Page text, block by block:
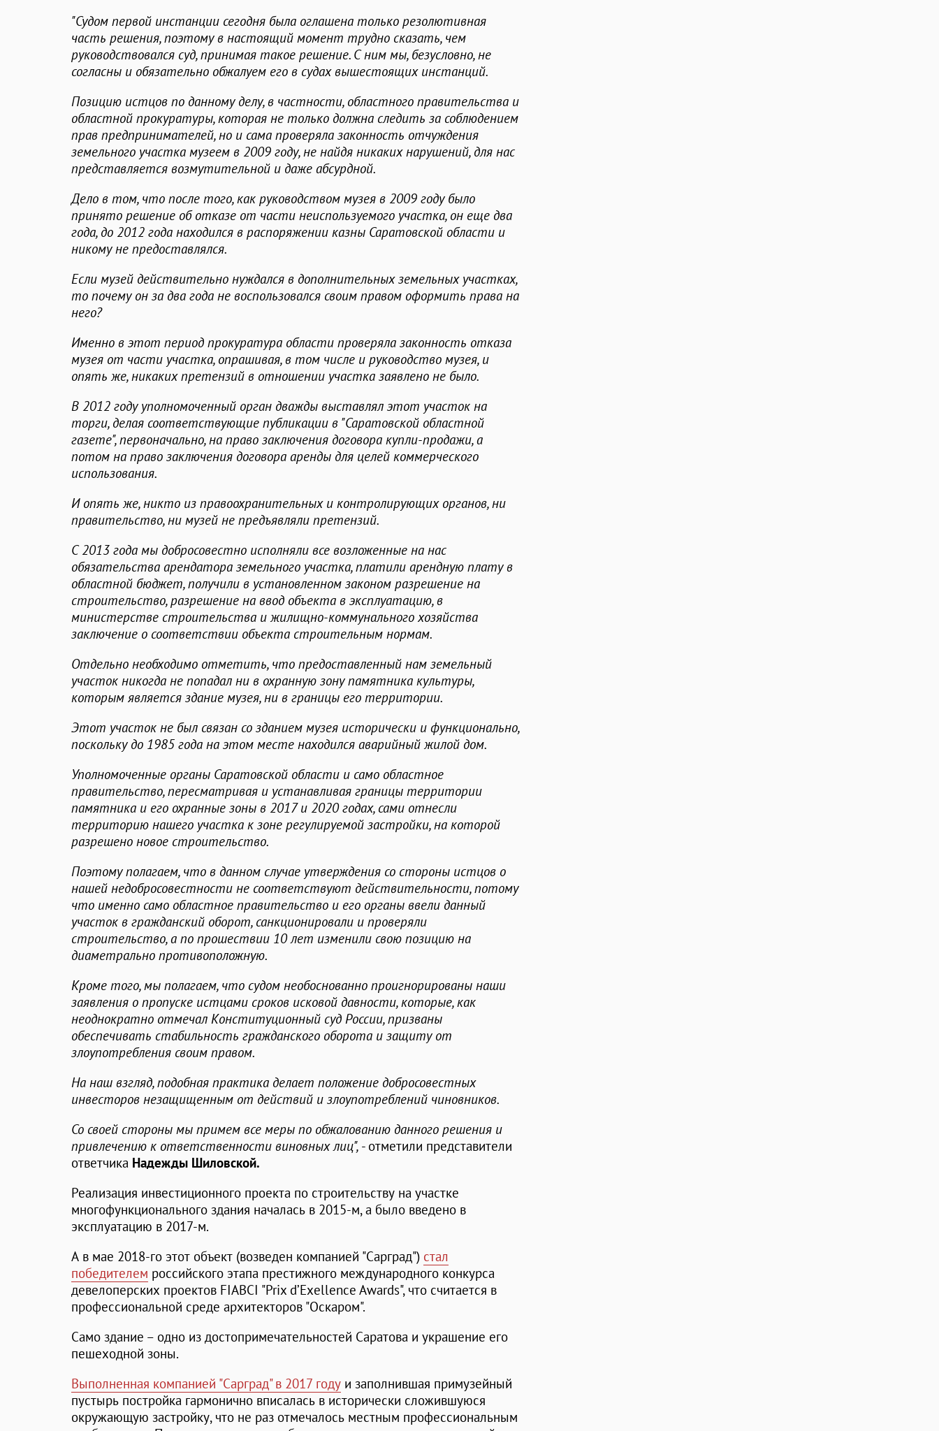
"Судом первой инстанции сегодня была оглашена только резолютивная
часть решения, поэтому в настоящий момент трудно сказать, чем
руководствовался суд, принимая такое решение. С ним мы, безусловно, не
согласны и обязательно обжалуем его в судах вышестоящих инстанций.
Позицию истцов по данному делу, в частности, областного правительства и
областной прокуратуры, которая не только должна следить за соблюдением
прав предпринимателей, но и сама проверяла законность отчуждения
земельного участка музеем в 2009 году, не найдя никаких нарушений, для нас
представляется возмутительной и даже абсурдной.
Дело в том, что после того, как руководством музея в 2009 году было
принято решение об отказе от части неиспользуемого участка, он еще два
года, до 2012 года находился в распоряжении казны Саратовской области и
никому не предоставлялся.
Если музей действительно нуждался в дополнительных земельных участках,
то почему он за два года не воспользовался своим правом оформить права на
него?
Именно в этот период прокуратура области проверяла законность отказа
музея от части участка, опрашивая, в том числе и руководство музея, и
опять же, никаких претензий в отношении участка заявлено не было.
В 2012 году уполномоченный орган дважды выставлял этот участок на
торги, делая соответствующие публикации в "Саратовской областной
газете", первоначально, на право заключения договора купли-продажи, а
потом на право заключения договора аренды для целей коммерческого
использования.
И опять же, никто из правоохранительных и контролирующих органов, ни
правительство, ни музей не предъявляли претензий.
С 2013 года мы добросовестно исполняли все возложенные на нас
обязательства арендатора земельного участка, платили арендную плату в
областной бюджет, получили в установленном законом разрешение на
строительство, разрешение на ввод объекта в эксплуатацию, в
министерстве строительства и жилищно-коммунального хозяйства
заключение о соответствии объекта строительным нормам.
Отдельно необходимо отметить, что предоставленный нам земельный
участок никогда не попадал ни в охранную зону памятника культуры,
которым является здание музея, ни в границы его территории.
Этот участок не был связан со зданием музея исторически и функционально,
поскольку до 1985 года на этом месте находился аварийный жилой дом.
Уполномоченные органы Саратовской области и само областное
правительство, пересматривая и устанавливая границы территории
памятника и его охранные зоны в 2017 и 2020 годах, сами отнесли
территорию нашего участка к зоне регулируемой застройки, на которой
разрешено новое строительство.
Поэтому полагаем, что в данном случае утверждения со стороны истцов о
нашей недобросовестности не соответствуют действительности, потому
что именно само областное правительство и его органы ввели данный
участок в гражданский оборот, санкционировали и проверяли
строительство, а по прошествии 10 лет изменили свою позицию на
диаметрально противоположную.
Кроме того, мы полагаем, что судом необоснованно проигнорированы наши
заявления о пропуске истцами сроков исковой давности, которые, как
неоднократно отмечал Конституционный суд России, призваны
обеспечивать стабильность гражданского оборота и защиту от
злоупотребления своим правом.
На наш взгляд, подобная практика делает положение добросовестных
инвесторов незащищенным от действий и злоупотреблений чиновников.
Со своей стороны мы примем все меры по обжалованию данного решения и
привлечению к ответственности виновных лиц", - отметили представители
ответчика Надежды Шиловской.
Реализация инвестиционного проекта по строительству на участке
многофункционального здания началась в 2015-м, а было введено в
эксплуатацию в 2017-м.
А в мае 2018-го этот объект (возведен компанией "Сарград") стал
победителем российского этапа престижного международного конкурса
девелоперских проектов FIABCI "Prix d’Exellence Awards", что считается в
профессиональной среде архитекторов "Оскаром".
Само здание – одно из достопримечательностей Саратова и украшение его
пешеходной зоны.
Выполненная компанией "Сарград" в 2017 году и заполнившая примузейный
пустырь постройка гармонично вписалась в исторически сложившуюся
окружающую застройку, что не раз отмечалось местным профессиональным